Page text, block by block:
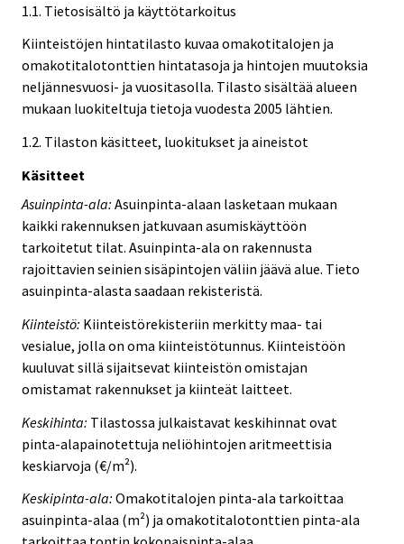
1.1. Tietosisältö ja käyttötarkoitus
Kiinteistöjen hintatilasto kuvaa omakotitalojen ja
omakotitalotonttien hintatasoja ja hintojen muutoksia
neljännesvuosi- ja vuositasolla. Tilasto sisältää alueen
mukaan luokiteltuja tietoja vuodesta 2005 lähtien.
1.2. Tilaston käsitteet, luokitukset ja aineistot
Käsitteet
Asuinpinta-ala: Asuinpinta-alaan lasketaan mukaan
kaikki rakennuksen jatkuvaan asumiskäyttöön
tarkoitetut tilat. Asuinpinta-ala on rakennusta
rajoittavien seinien sisäpintojen väliin jäävä alue. Tieto
asuinpinta-alasta saadaan rekisteristä.
Kiinteistö: Kiinteistörekisteriin merkitty maa- tai
vesialue, jolla on oma kiinteistötunnus. Kiinteistöön
kuuluvat sillä sijaitsevat kiinteistön omistajan
omistamat rakennukset ja kiinteät laitteet.
Keskihinta: Tilastossa julkaistavat keskihinnat ovat
pinta-alapainotettuja neliöhintojen aritmeettisia
keskiarvoja (€/m²).
Keskipinta-ala: Omakotitalojen pinta-ala tarkoittaa
asuinpinta-alaa (m²) ja omakotitalotonttien pinta-ala